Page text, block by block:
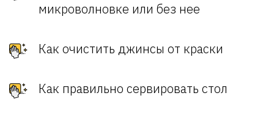
микроволновке или без нее
Как очистить джинсы от краски
Как правильно сервировать стол